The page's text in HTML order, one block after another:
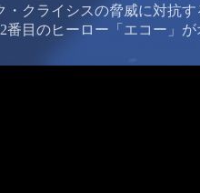
・クライシスの脅威に対抗
番目のヒーロー「エコー」